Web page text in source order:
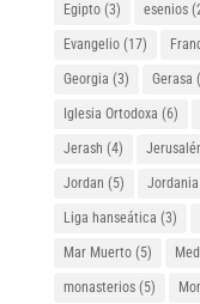
Egipto(3) esenios
Evangelio(17)
Georgia (3) Gerasa
Iglesia Ortodoxa (6)
Jerash (4)
Jordan (5) Jordania
Liga hanseática (3)
Mar Muerto(5)
monasterios(5)